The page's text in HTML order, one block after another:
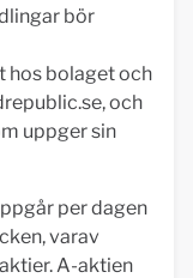
bör
hos bolaget och
och
uppger sin
per dagen
varav
A-aktien